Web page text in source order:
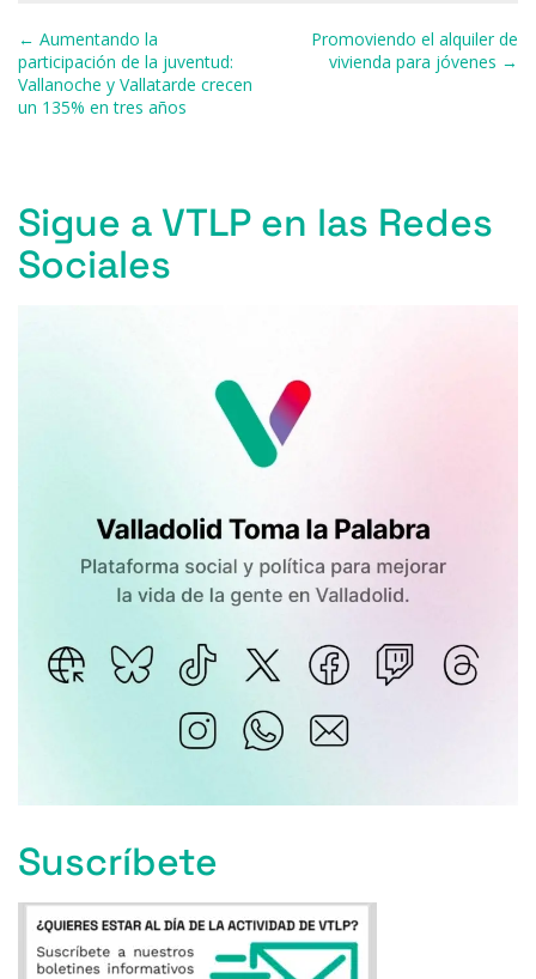
o
o
k
m
ti
r
Navegación de entradas
← Aumentando la
participación de la juventud:
Vallanoche y Vallatarde crecen
un 135% en tres años
Promoviendo el alquiler de
vivienda para jóvenes →
Sigue a VTLP en las Redes
Sociales
Suscríbete